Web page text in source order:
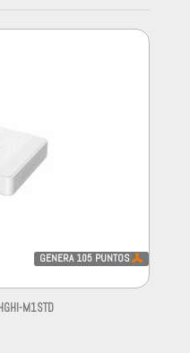
GENERA 105 PUNTOS
M1STD